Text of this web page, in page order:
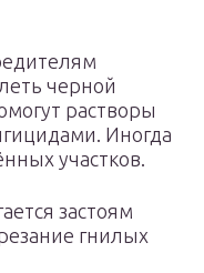
черной
растворы
Иногда
участков.
застоям
гнилых